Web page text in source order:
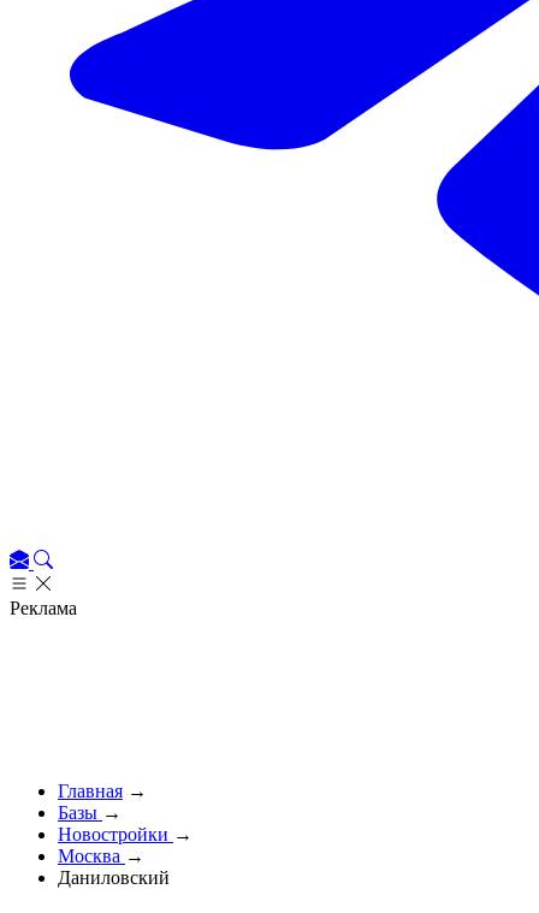
Реклама
Главная →
Базы →
Новостройки →
Москва →
Даниловский